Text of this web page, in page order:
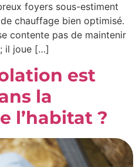
foyers sous-estiment
chauffage bien optimisé.
contente pas de maintenir
il joue […]
est
la
l’habitat ?